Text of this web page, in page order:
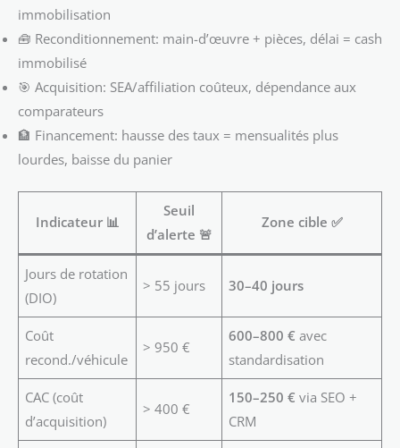
immobilisation
🧰 Reconditionnement: main-d’œuvre + pièces, délai = cash
immobilisé
🎯 Acquisition: SEA/affiliation coûteux, dépendance aux
comparateurs
🏦 Financement: hausse des taux = mensualités plus
lourdes, baisse du panier
Indicateur 📊
Seuil
d’alerte 🚨
Zone cible ✅
Jours de rotation
(DIO)
> 55 jours 30–40 jours
Coût
recond./véhicule
> 950 €
600–800 € avec
standardisation
CAC (coût
d’acquisition)
> 400 €
150–250 € via SEO +
CRM